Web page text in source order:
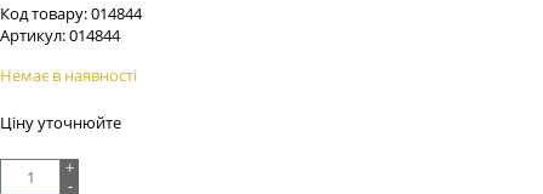
Код товару:014844
Артикул:014844
Немає в наявності
Ціну уточнюйте
+
-